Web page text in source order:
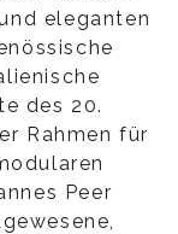
eleganten
des 20.
Rahmen für
Peer